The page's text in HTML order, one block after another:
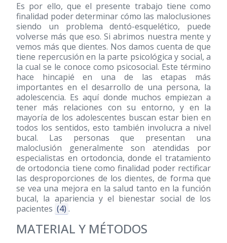
Es por ello, que el presente trabajo tiene como
finalidad poder determinar cómo las maloclusiones
siendo un problema dentó-esquelético, puede
volverse más que eso. Si abrimos nuestra mente y
vemos más que dientes. Nos damos cuenta de que
tiene repercusión en la parte psicológica y social, a
la cual se le conoce como psicosocial. Este término
hace hincapié en una de las etapas más
importantes en el desarrollo de una persona, la
adolescencia. Es aquí donde muchos empiezan a
tener más relaciones con su entorno, y en la
mayoría de los adolescentes buscan estar bien en
todos los sentidos, esto también involucra a nivel
bucal. Las personas que presentan una
maloclusión generalmente son atendidas por
especialistas en ortodoncia, donde el tratamiento
de ortodoncia tiene como finalidad poder rectificar
las desproporciones de los dientes, de forma que
se vea una mejora en la salud tanto en la función
bucal, la apariencia y el bienestar social de los
pacientes (4) .
MATERIAL Y MÉTODOS